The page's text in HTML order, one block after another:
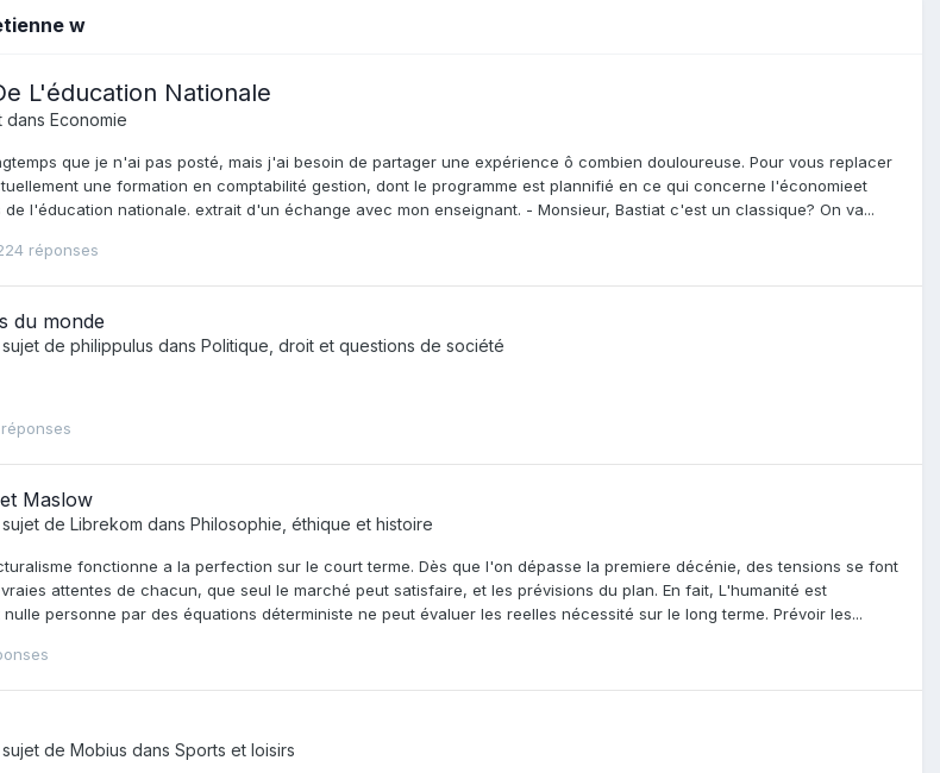
w
L'éducation Nationale
dans Economie
que je n'ai pas posté, mais j'ai besoin de partager une expérience ô combien douloureuse. Pour vous replacer
une formation en comptabilité gestion, dont le programme est plannifié en ce qui concerne l'économieet
l'éducation nationale. extrait d'un échange avec mon enseignant. - Monsieur, Bastiat c'est un classique? On va...
réponses
du monde
de philippulus dans Politique, droit et questions de société
Maslow
de Librekom dans Philosophie, éthique et histoire
fonctionne a la perfection sur le court terme. Dès que l'on dépasse la premiere décénie, des tensions se font
attentes de chacun, que seul le marché peut satisfaire, et les prévisions du plan. En fait, L'humanité est
personne par des équations déterministe ne peut évaluer les reelles nécessité sur le long terme. Prévoir les...
de Mobius dans Sports et loisirs